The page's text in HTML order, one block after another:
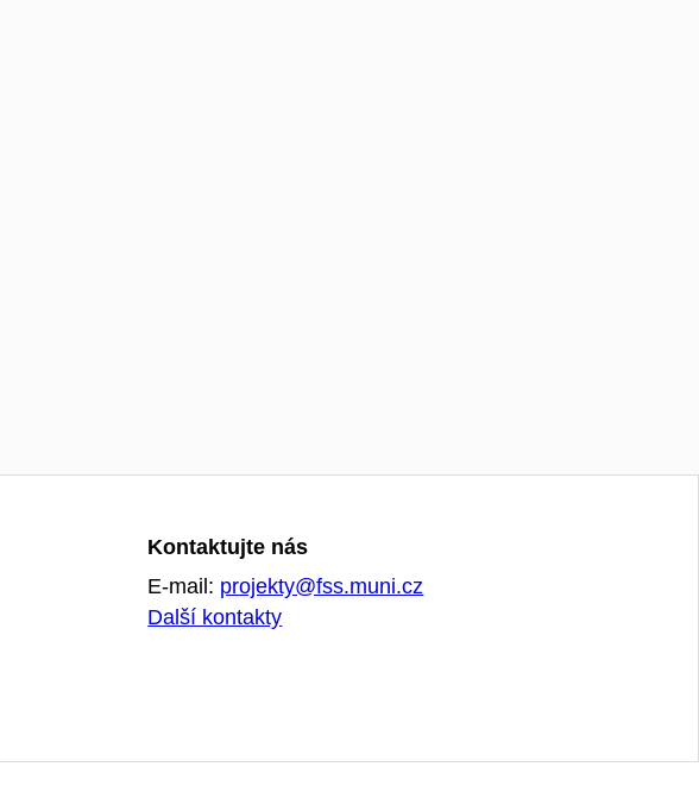
Kontaktujte nás
E-mail: projekty@fss.muni.cz
Další kontakty